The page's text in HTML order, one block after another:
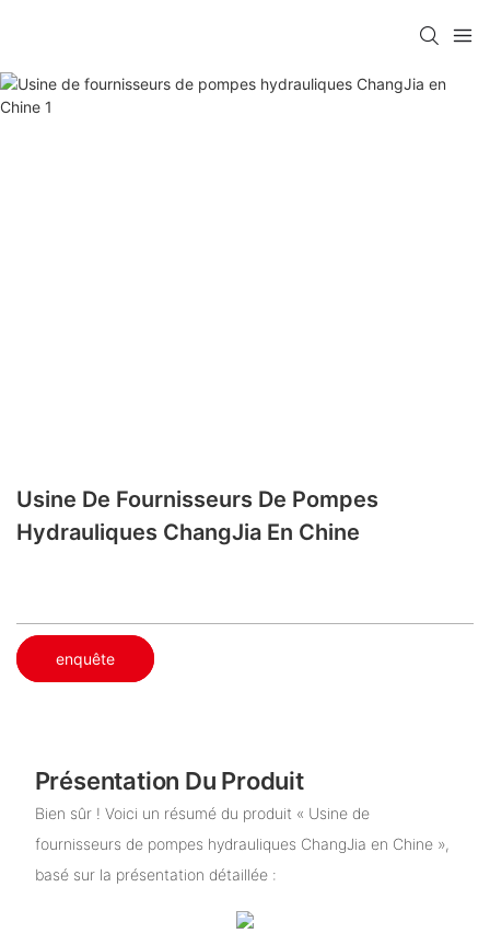
Usine De Fournisseurs De Pompes
Hydrauliques ChangJia En Chine
enquête
Présentation Du Produit
Bien sûr ! Voici un résumé du produit « Usine de
fournisseurs de pompes hydrauliques ChangJia en Chine »,
basé sur la présentation détaillée :